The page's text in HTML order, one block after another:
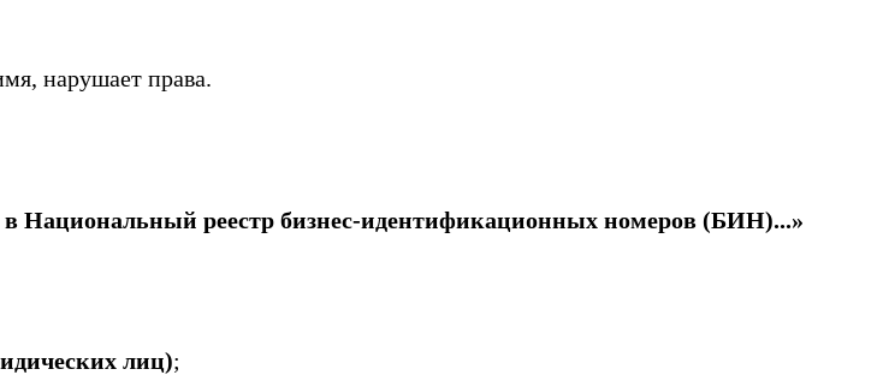
нарушает права.
Национальный реестр бизнес-идентификационных номеров (БИН)...»
лиц);